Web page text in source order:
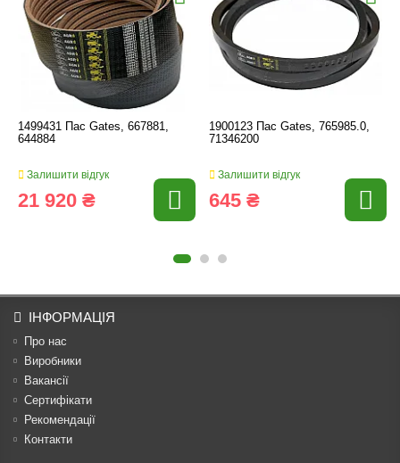
1499431 Пас Gates, 667881,
644884
Залишити відгук
21 920 ₴
1900123 Пас Gates, 765985.0,
71346200
Залишити відгук
645 ₴
ІНФОРМАЦІЯ
Про нас
Виробники
Вакансії
Сертифікати
Рекомендації
Контакти